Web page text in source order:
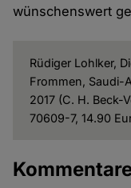
wünschenswert
Rüdiger Lohlker,
Frommen, Saudi-
2017 (C. H. Beck-
70609-7, 14.90